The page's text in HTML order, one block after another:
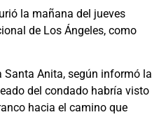
la mañana del jueves
de Los Ángeles, como
Santa Anita, según informó la
del condado habría visto
hacia el camino que